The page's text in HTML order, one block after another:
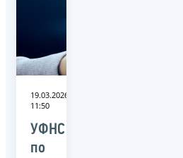
19.03.2026
11:50
УФНС
по